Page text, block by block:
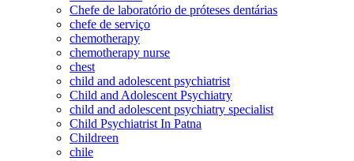
Chefe de laboratório de próteses dentárias
chefe de serviço
chemotherapy
chemotherapy nurse
chest
child and adolescent psychiatrist
Child and Adolescent Psychiatry
child and adolescent psychiatry specialist
Child Psychiatrist In Patna
Childreen
chile